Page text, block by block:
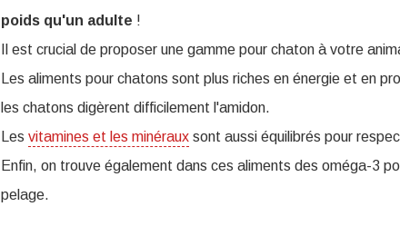
poids qu'un adulte !
Il est crucial de proposer une gamme pour chaton à votre
Les aliments pour chatons sont plus riches en énergie et en
les chatons digèrent difficilement l'amidon.
Les vitamines et les minéraux sont aussi équilibrés pour
Enfin, on trouve également dans ces aliments des oméga-3
pelage.